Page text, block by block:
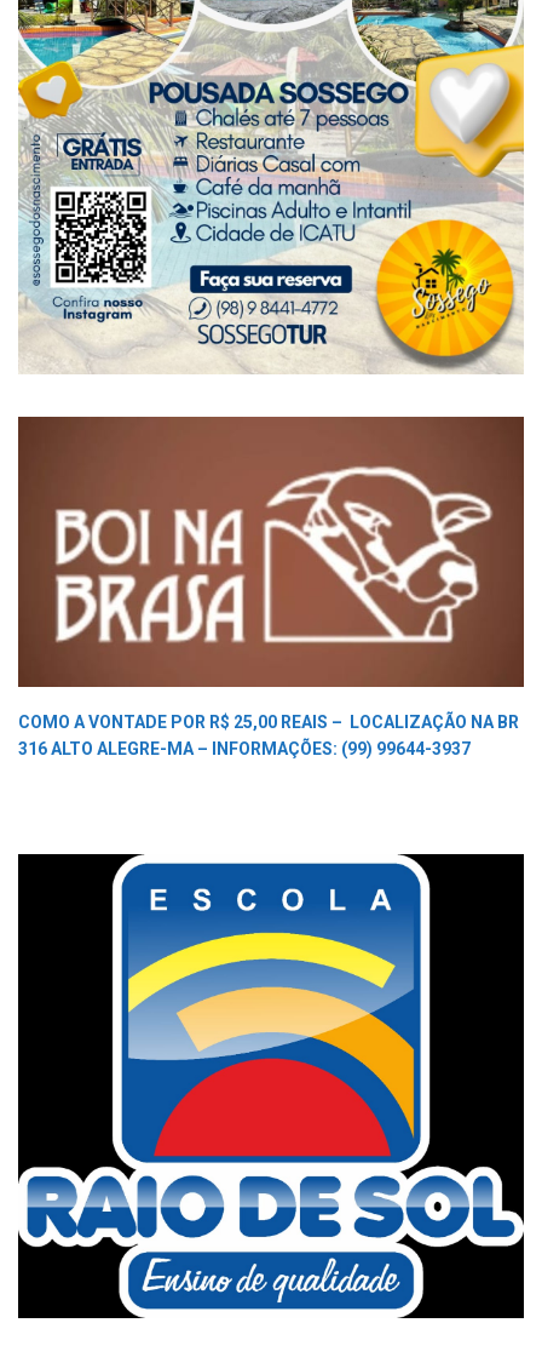
COMO A VONTADE POR R$ 25,00 REAIS –
LOCALIZAÇÃO NA BR
316 ALTO ALEGRE-MA –
INFORMAÇÕES: (99) 99644-3937